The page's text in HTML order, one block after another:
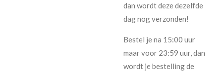
dan wordt deze dezelfde
dag nog verzonden!
Bestel je na 15:00 uur
maar voor 23:59 uur, dan
wordt je bestelling de